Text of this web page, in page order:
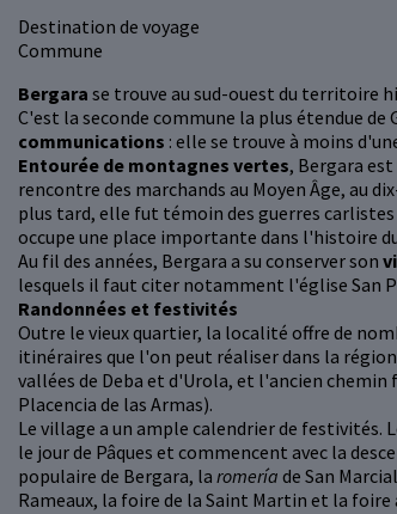
Destination de voyage
Commune
Bergara se trouve au sud-ouest du territoire
C'est la seconde commune la plus étendue
communications : elle se trouve à moins
Entourée de montagnes vertes, Bergara
rencontre des marchands au Moyen Âge, au
plus tard, elle fut témoin des guerres carlistes
occupe une place importante dans l'histoire du
Au fil des années, Bergara a su conserver son
lesquels il faut citer notamment l'église San
Randonnées et festivités
Outre le vieux quartier, la localité offre de
itinéraires que l'on peut réaliser dans la
vallées de Deba et d'Urola, et l'ancien
Placencia de las Armas).
Le village a un ample calendrier de festivités.
le jour de Pâques et commencent avec la
populaire de Bergara, la romería de San
Rameaux, la foire de la Saint Martin et la foire